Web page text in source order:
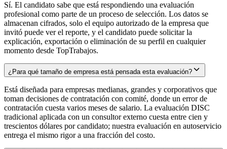
Sí. El candidato sabe que está respondiendo una evaluación
profesional como parte de un proceso de selección. Los datos se
almacenan cifrados, solo el equipo autorizado de la empresa que
invitó puede ver el reporte, y el candidato puede solicitar la
explicación, exportación o eliminación de su perfil en cualquier
momento desde TopTrabajos.
¿Para qué tamaño de empresa está pensada esta evaluación?
Está diseñada para empresas medianas, grandes y corporativos que
toman decisiones de contratación con comité, donde un error de
contratación cuesta varios meses de salario. La evaluación DISC
tradicional aplicada con un consultor externo cuesta entre cien y
trescientos dólares por candidato; nuestra evaluación en autoservicio
entrega el mismo rigor a una fracción del costo.